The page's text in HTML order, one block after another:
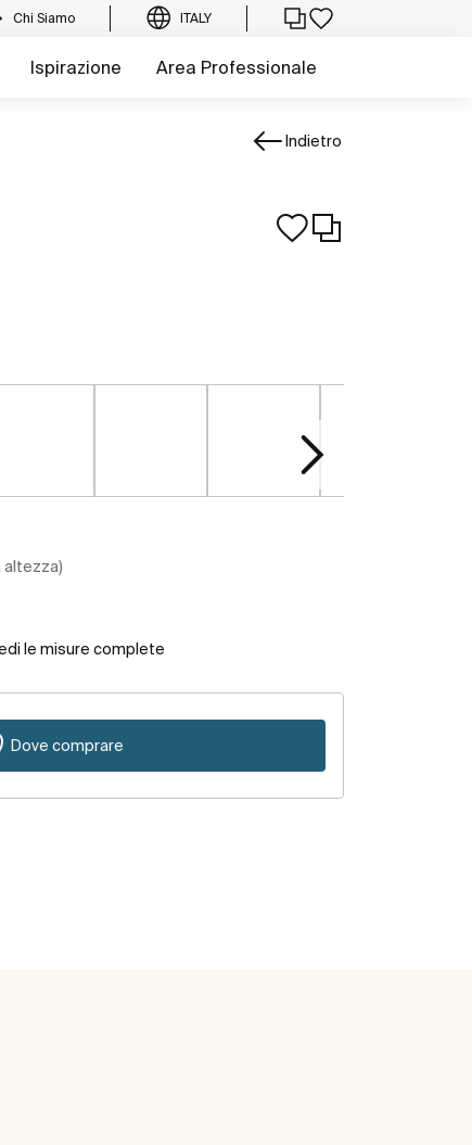
Chi Siamo ITALY
Ispirazione Area Professionale
Indietro
altezza)
le misure complete
Dove comprare